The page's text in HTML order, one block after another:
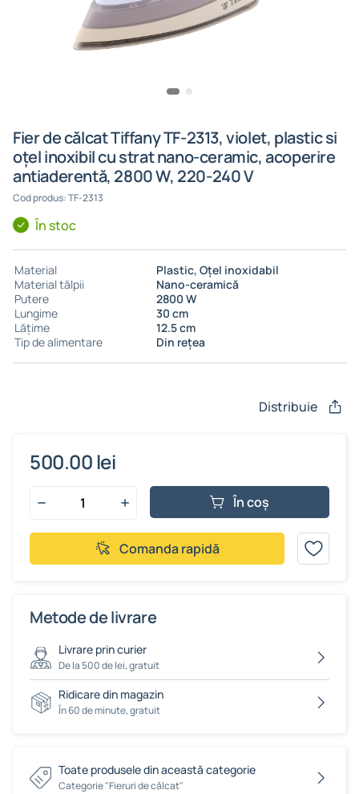
Fier de călcat Tiffany TF-2313, violet, plastic si
oțel inoxibil cu strat nano-ceramic, acoperire
antiaderentă, 2800 W, 220-240 V
Cod produs: TF-2313
În stoc
Material
Plastic, Oţel inoxidabil
Material tălpii
Nano-ceramică
Putere
2800 W
Lungime
30 cm
Lățime
12.5 cm
Tip de alimentare
Din rețea
Distribuie
500.00 lei
În coș
Comanda rapidă
Metode de livrare
Livrare prin curier
De la 500 de lei, gratuit
Ridicare din magazin
În 60 de minute, gratuit
Toate produsele din această categorie
Сategorie "Fieruri de călcat"